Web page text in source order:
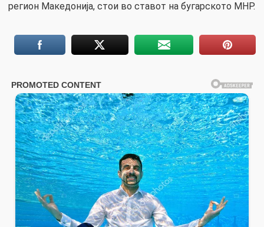
регион Македонија, стои во ставот на бугарското МНР.